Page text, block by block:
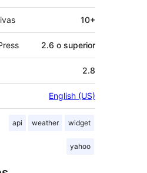
10+
2.6 o superior
2.8
English (US)
api weather widget
yahoo